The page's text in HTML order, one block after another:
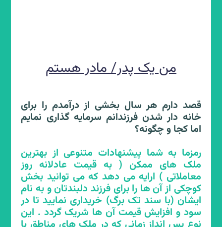
من یک پدر/ مادر هستم
قصد دارم هر سال بخشی از درآمدم را برای
خانه دار شدن فرزندانم سرمایه گذاری نمایم
اما کجا و چگونه؟
رمزما به شما پیشنهادات متنوعی از بهترین
ملک های ممکن ( به قیمت عادلانه روز
معاملاتی ) ارایه می دهد که می توانید بخش
کوچکی از آن ها را برای فرزند دلبندتان و به نام
ایشان (با سند تک برگ) خریداری نمایید تا در
سود و افزایش قیمت آن ها شریک گردد . این
کاهش خانه های خالی و
کاهش اجاره بها
رمزما چطور خانه های خالی را به چرخه بازار
اجاره می آورد و سبب کاهش اجاره بها می